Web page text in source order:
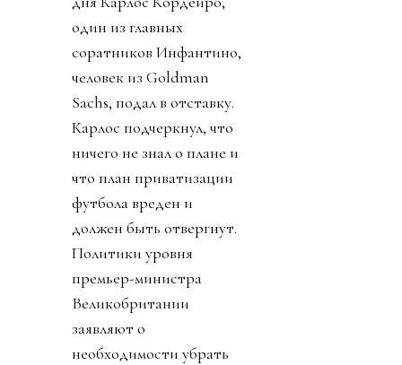
один из главных
соратников Инфантино,
человек из Goldman
Sachs, подал в отставку.
Карлос подчеркнул, что
ничего не знал о плане и
что план приватизации
футбола вреден и
должен быть отвергнут.
Политики уровня
премьер-министра
Великобритании
заявляют о
необходимости убрать